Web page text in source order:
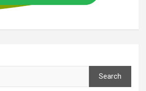
Search